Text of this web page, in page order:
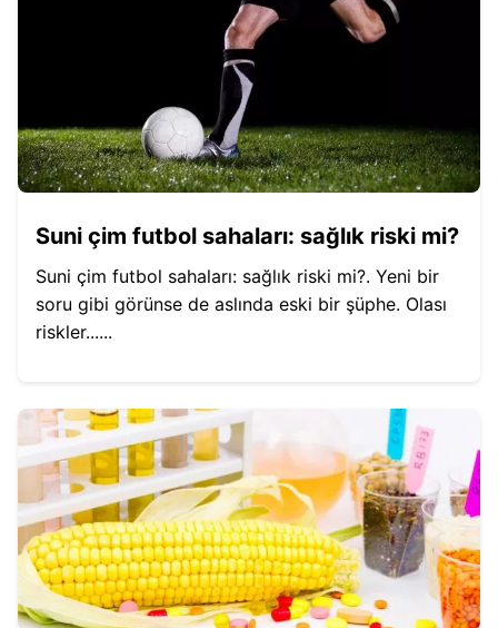
Suni çim futbol sahaları: sağlık riski mi?
Suni çim futbol sahaları: sağlık riski mi?. Yeni bir
soru gibi görünse de aslında eski bir şüphe. Olası
riskler......